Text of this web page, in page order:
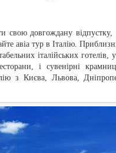
свою довгождану
авіа тур в Італію.
італійських готелів,
і сувенірні
з Києва, Львова,